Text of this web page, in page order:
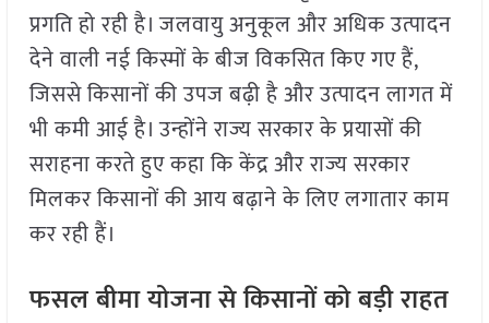
प्रगति हो रही है। जलवायु अनुकूल और अधिक उत्पादन
देने वाली नई किस्मों के बीज विकसित किए गए हैं,
जिससे किसानों की उपज बढ़ी है और उत्पादन लागत में
भी कमी आई है। उन्होंने राज्य सरकार के प्रयासों की
सराहना करते हुए कहा कि केंद्र और राज्य सरकार
मिलकर किसानों की आय बढ़ाने के लिए लगातार काम
कर रही हैं।
फसल बीमा योजना से किसानों को बड़ी राहत